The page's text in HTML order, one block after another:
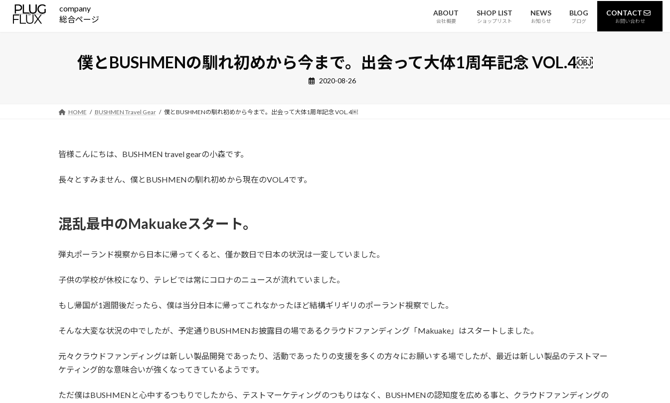
company
総合ページ
ABOUT
会社概要
SHOP LIST
ショップリスト
NEWS
お知らせ
BLOG
ブログ
CONTACT
お問い合わせ
僕とBUSHMENの馴れ初めから今まで。出会って大体1周年記念 VOL.4￼
2020-08-26
HOME BUSHMEN Travel Gear 僕とBUSHMENの馴れ初めから今まで。出会って大体1周年記念 VOL.4￼
皆様こんにちは、BUSHMEN travel gearの小森です。
長々とすみません、僕とBUSHMENの馴れ初めから現在のVOL.4です。
混乱最中のMakuakeスタート。
弾丸ポーランド視察から日本に帰ってくると、僅か数日で日本の状況は一変していました。
子供の学校が休校になり、テレビでは常にコロナのニュースが流れていました。
もし帰国が1週間後だったら、僕は当分日本に帰ってこれなかったほど結構ギリギリのポーランド視察でした。
そんな大変な状況の中でしたが、予定通りBUSHMENお披露目の場であるクラウドファンディング「Makuake」はスタートしました。
元々クラウドファンディングは新しい製品開発であったり、活動であったりの支援を多くの方々にお願いする場でしたが、最近は新しい製品のテストマー
ケティング的な意味合いが強くなってきているようです。
ただ僕はBUSHMENと心中するつもりでしたから、テストマーケティングのつもりはなく、BUSHMENの認知度を広める事と、クラウドファンディングの